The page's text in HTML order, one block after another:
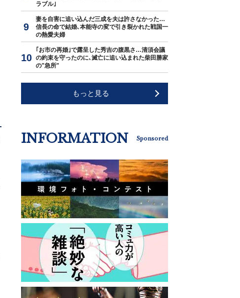
ラブル｣
妻を自害に追い込んだ三成を夫は許さなかった…
信長の命で結婚､本能寺の変で引き裂かれた戦国一
の熱愛夫婦
｢お市の再婚｣で露呈した秀吉の腹黒さ…清須会議
の約束を守ったのに､滅亡に追い込まれた柴田勝家
の"急所"
もっと見る
INFORMATION Sponsored